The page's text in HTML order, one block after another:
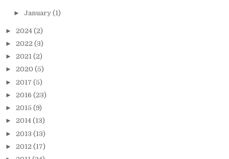
► January (1)
► 2024 (2)
► 2022 (3)
► 2021 (2)
► 2020 (5)
► 2017 (5)
► 2016 (23)
► 2015 (9)
► 2014 (13)
► 2013 (13)
► 2012 (17)